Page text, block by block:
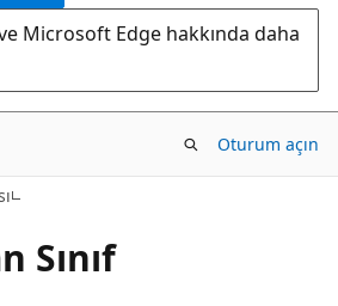
Microsoft Edge hakkında daha
Oturum açın
Sınıf